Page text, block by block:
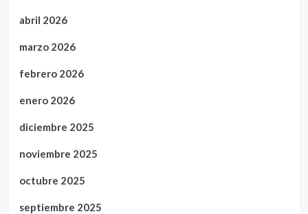
abril 2026
marzo 2026
febrero 2026
enero 2026
diciembre 2025
noviembre 2025
octubre 2025
septiembre 2025